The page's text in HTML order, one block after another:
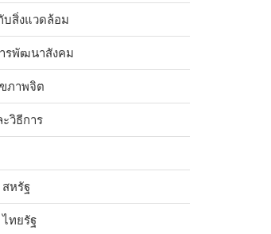
บสิ่งแวดล้อม
รพัฒนาสังคม
ภาพจิต
วิธีการ
หรัฐ
ทยรัฐ